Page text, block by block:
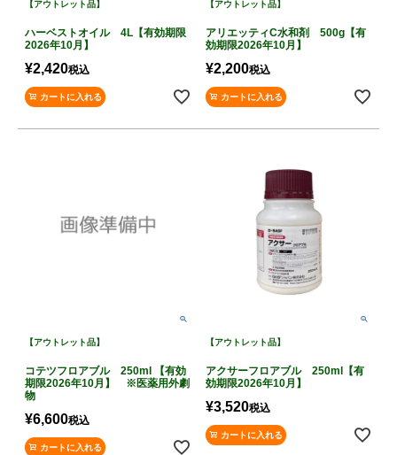
【アウトレット品】
ハーベストオイル 4L【有効期限
2026年10月】
¥2,420税込
カートに入れる
【アウトレット品】
アリエッティC水和剤 500g【有
効期限2026年10月】
¥2,200税込
カートに入れる
【アウトレット品】
コテツフロアブル 250ml 【有効
期限2026年10月】 ※医薬用外劇
物
¥6,600税込
カートに入れる
【アウトレット品】
アクサーフロアブル 250ml【有
効期限2026年10月】
¥3,520税込
カートに入れる